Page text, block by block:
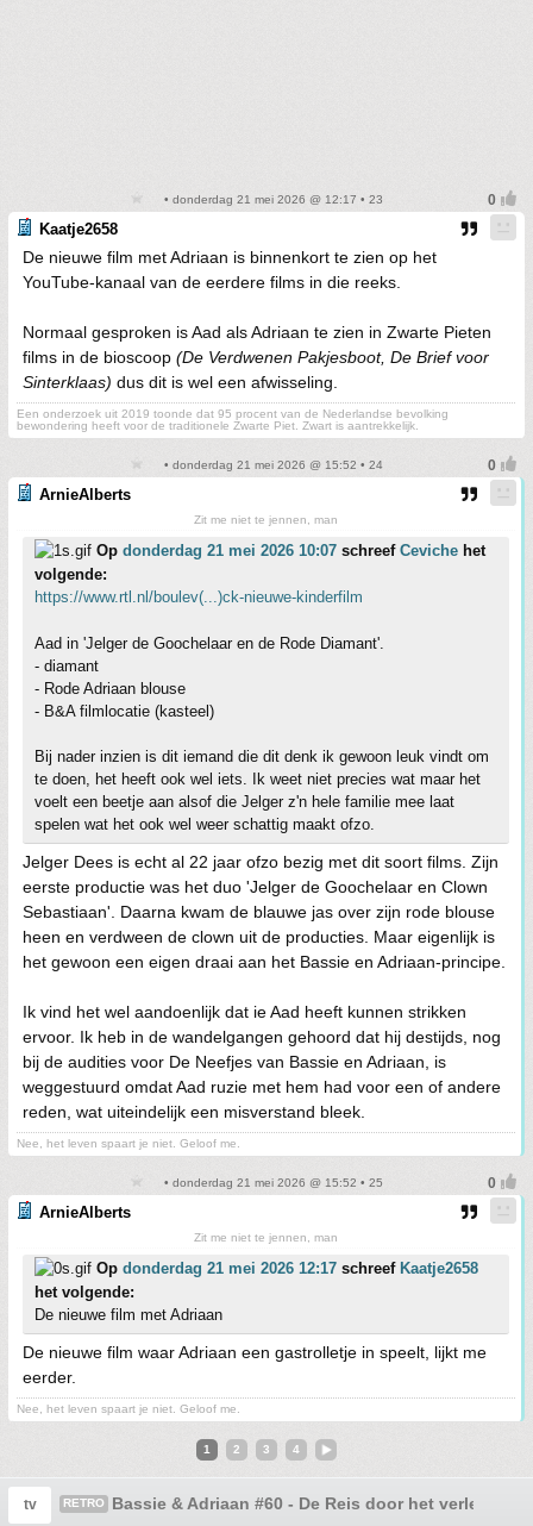
• donderdag 21 mei 2026 @ 12:17 • 23
Kaatje2658
De nieuwe film met Adriaan is binnenkort te zien op het
YouTube-kanaal van de eerdere films in die reeks.
Normaal gesproken is Aad als Adriaan te zien in Zwarte Pieten
films in de bioscoop (De Verdwenen Pakjesboot, De Brief voor
Sinterklaas) dus dit is wel een afwisseling.
Een onderzoek uit 2019 toonde dat 95 procent van de Nederlandse bevolking
bewondering heeft voor de traditionele Zwarte Piet. Zwart is aantrekkelijk.
• donderdag 21 mei 2026 @ 15:52 • 24
ArnieAlberts
Zit me niet te jennen, man
Op donderdag 21 mei 2026 10:07 schreef Ceviche het
volgende:
https://www.rtl.nl/boulev(...)ck-nieuwe-kinderfilm
Aad in 'Jelger de Goochelaar en de Rode Diamant'.
- diamant
- Rode Adriaan blouse
- B&A filmlocatie (kasteel)
Bij nader inzien is dit iemand die dit denk ik gewoon leuk vindt om
te doen, het heeft ook wel iets. Ik weet niet precies wat maar het
voelt een beetje aan alsof die Jelger z'n hele familie mee laat
spelen wat het ook wel weer schattig maakt ofzo.
Jelger Dees is echt al 22 jaar ofzo bezig met dit soort films. Zijn
eerste productie was het duo 'Jelger de Goochelaar en Clown
Sebastiaan'. Daarna kwam de blauwe jas over zijn rode blouse
heen en verdween de clown uit de producties. Maar eigenlijk is
het gewoon een eigen draai aan het Bassie en Adriaan-principe.
Ik vind het wel aandoenlijk dat ie Aad heeft kunnen strikken
ervoor. Ik heb in de wandelgangen gehoord dat hij destijds, nog
bij de audities voor De Neefjes van Bassie en Adriaan, is
weggestuurd omdat Aad ruzie met hem had voor een of andere
reden, wat uiteindelijk een misverstand bleek.
Nee, het leven spaart je niet. Geloof me.
• donderdag 21 mei 2026 @ 15:52 • 25
ArnieAlberts
Zit me niet te jennen, man
Op donderdag 21 mei 2026 12:17 schreef Kaatje2658
het volgende:
De nieuwe film met Adriaan
De nieuwe film waar Adriaan een gastrolletje in speelt, lijkt me
eerder.
Nee, het leven spaart je niet. Geloof me.
1 2 3 4
tv RETRO Bassie & Adriaan #60 - De Reis door het verleden